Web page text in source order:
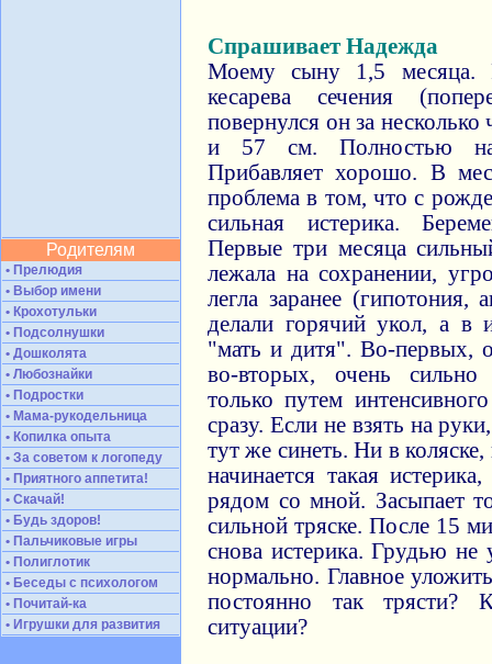
Родителям
• Прелюдия
• Выбор имени
• Крохотульки
• Подсолнушки
• Дошколята
• Любознайки
• Подростки
• Мама-рукодельница
• Копилка опыта
• За советом к логопеду
• Приятного аппетита!
• Скачай!
• Будь здоров!
• Пальчиковые игры
• Полиглотик
• Беседы с психологом
• Почитай-ка
• Игрушки для развития
Спрашивает Надежда
Моему сыну 1,5 месяца.
кесарева сечения
повернулся он за
и 57 см. Полностью на
Прибавляет хорошо. В
проблема в том, что с
сильная истерика.
Первые три месяца
лежала на сохранении,
легла заранее (гипотония,
делали горячий укол, а в
"мать и дитя". Во-первых,
во-вторых, очень
только путем
сразу. Если не взять на
тут же синеть. Ни в коляске,
начинается такая
рядом со мной. Засыпает
сильной тряске. После 15
снова истерика. Грудью не
нормально. Главное
постоянно так
ситуации?